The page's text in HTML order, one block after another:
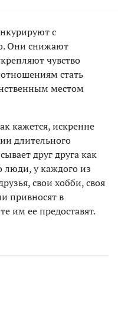
с
Они снижают
чувство
стать
местом
кажется, искренне
длительного
друг друга как
люди, у каждого из
свои хобби, своя
привносят в
им ее предоставят.